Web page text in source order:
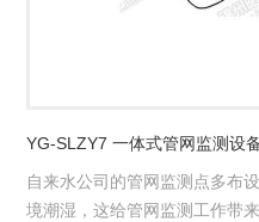
YG-SLZY7 一体式管网监测设
自来水公司的管网监测点多布
境潮湿，这给管网监测工作带